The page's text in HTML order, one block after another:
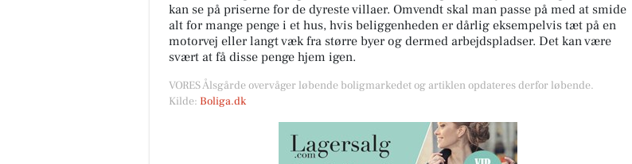
kan se på priserne for de dyreste villaer. Omvendt skal man passe på med at smide
alt for mange penge i et hus, hvis beliggenheden er dårlig eksempelvis tæt på en
motorvej eller langt væk fra større byer og dermed arbejdspladser. Det kan være
svært at få disse penge hjem igen.
VORES Ålsgårde overvåger løbende boligmarkedet og artiklen opdateres derfor løbende.
Kilde: Boliga.dk